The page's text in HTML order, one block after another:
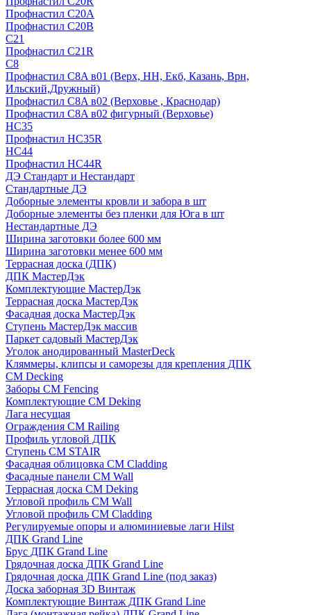
Профнастил С20А
Профнастил С20В
C21
Профнастил С21R
C8
Профнастил С8A в01 (Верх, НН, Екб, Казань, Врн,
Ильский,Дружный)
Профнастил С8A в02 (Верховье , Краснодар)
Профнастил С8A в02 фигурный (Верховье)
HС35
Профнастил HC35R
НС44
Профнастил НС44R
ДЭ Стандарт и Нестандарт
Стандартные ДЭ
Доборные элементы кровли и забора в шт
Доборные элементы без пленки для Юга в шт
Нестандартные ДЭ
Ширина заготовки более 600 мм
Ширина заготовки менее 600 мм
Террасная доска (ДПК)
ДПК МастерДэк
Комплектующие МастерДэк
Террасная доска МастерДэк
Фасадная доска МастерДэк
Ступень МастерДэк массив
Паркет садовый МастерДэк
Уголок анодированный MasterDeck
Кляммеры, клипсы и саморезы для крепления ДПК
CM Decking
Заборы CM Fencing
Комплектующие CM Deking
Лага несущая
Ограждения CM Railing
Профиль угловой ДПК
Ступень CM STAIR
Фасадная облицовка CM Cladding
Фасадные панели CM Wall
Террасная доска CM Deking
Угловой профиль CM Wall
Угловой профиль CM Cladding
Регулируемые опоры и алюминиевые лаги Hilst
ДПК Grand Line
Брус ДПК Grand Line
Грядочная доска ДПК Grand Line
Грядочная доска ДПК Grand Line (под заказ)
Доска заборная 3D Винтаж
Комплектующие Винтаж ДПК Grand Line